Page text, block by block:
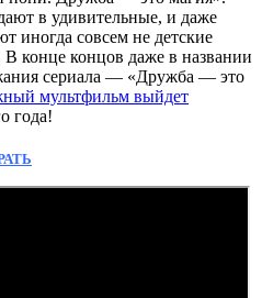
в удивительные, и даже
иногда совсем не детские
конце концов даже в названии
сериала — «Дружба — это
мультфильм выйдет
года!